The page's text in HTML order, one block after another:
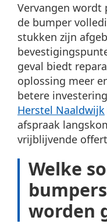
Vervangen wordt
de bumper
stukken zijn
geval biedt
oplossing meer
betere
Herstel Naaldwijk
afspraak
vrijblijvende
Welke
worden